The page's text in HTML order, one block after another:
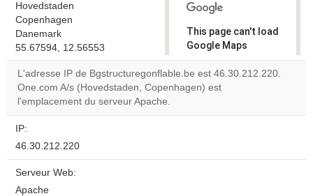
Hovedstaden
Copenhagen
Danemark
55.67594, 12.56553
This page can't load
Google Maps
correctly.
Do you
L'adresse IP de Bgstructuregonflable.be est 46.30.212.220.
One.com A/s (Hovedstaden, Copenhagen) est
l'emplacement du serveur Apache.
IP:
46.30.212.220
Serveur Web:
Apache